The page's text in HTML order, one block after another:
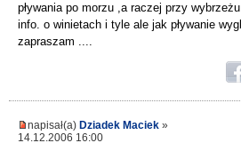
pływania po morzu ,a raczej przy
info. o winietach i tyle ale jak pływanie
zapraszam ....
napisał(a) Dziadek Maciek »
14.12.2006 16:00